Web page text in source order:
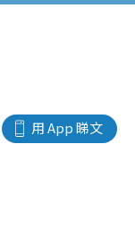
用 App 睇文